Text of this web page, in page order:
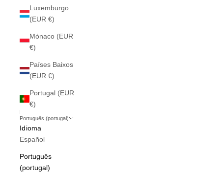
Luxemburgo
(EUR €)
Mónaco (EUR
€)
Países Baixos
(EUR €)
Portugal (EUR
€)
Português (portugal)
Idioma
Español
Português
(portugal)